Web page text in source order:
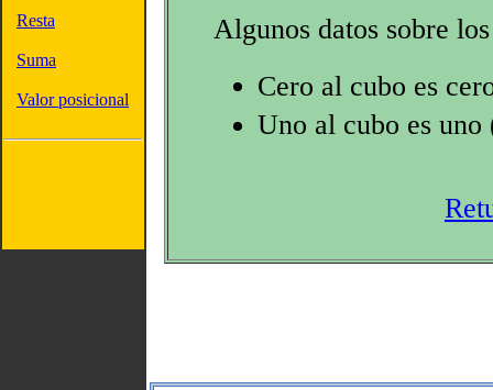
Resta
Suma
Valor posicional
Algunos datos sobre
Cero al cubo es
Uno al cubo es uno